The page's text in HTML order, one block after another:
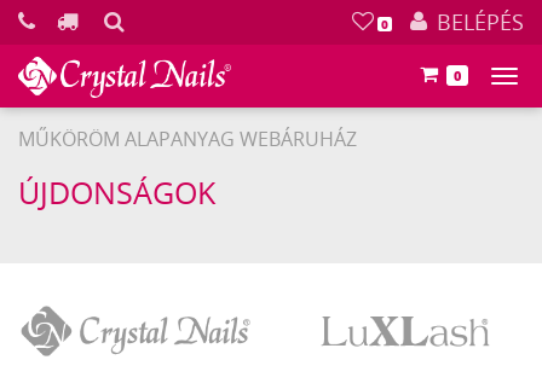
0 BELÉPÉS
0
MŰKÖRÖM ALAPANYAG WEBÁRUHÁZ
ÚJDONSÁGOK